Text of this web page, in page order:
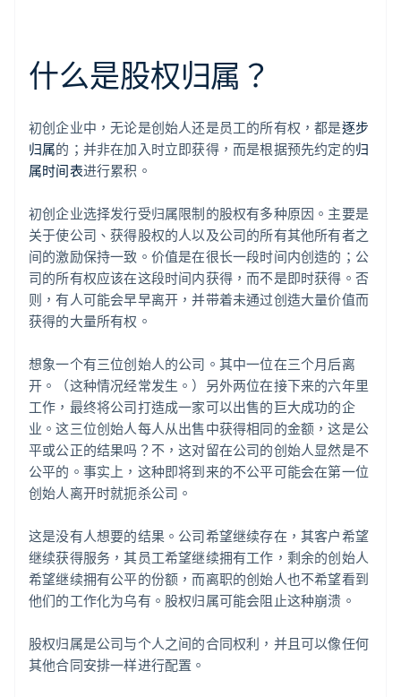
什么是股权归属？
初创企业中，无论是创始人还是员工的所有权，都是逐步
归属的；并非在加入时立即获得，而是根据预先约定的归
属时间表进行累积。
初创企业选择发行受归属限制的股权有多种原因。主要是
关于使公司、获得股权的人以及公司的所有其他所有者之
间的激励保持一致。价值是在很长一段时间内创造的；公
司的所有权应该在这段时间内获得，而不是即时获得。否
则，有人可能会早早离开，并带着未通过创造大量价值而
获得的大量所有权。
想象一个有三位创始人的公司。其中一位在三个月后离
开。（这种情况经常发生。）另外两位在接下来的六年里
工作，最终将公司打造成一家可以出售的巨大成功的企
业。这三位创始人每人从出售中获得相同的金额，这是公
平或公正的结果吗？不，这对留在公司的创始人显然是不
公平的。事实上，这种即将到来的不公平可能会在第一位
创始人离开时就扼杀公司。
这是没有人想要的结果。公司希望继续存在，其客户希望
继续获得服务，其员工希望继续拥有工作，剩余的创始人
希望继续拥有公平的份额，而离职的创始人也不希望看到
他们的工作化为乌有。股权归属可能会阻止这种崩溃。
股权归属是公司与个人之间的合同权利，并且可以像任何
其他合同安排一样进行配置。